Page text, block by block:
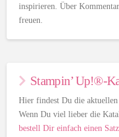
inspirieren. Über
freuen.
Stampin’ Up!®-
Hier findest Du die
Wenn Du viel lieber die
bestell Dir einfach einen